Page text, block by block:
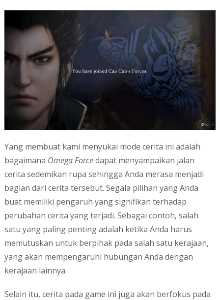
Yang membuat kami menyukai mode cerita ini adalah
bagaimana Omega Forcedapat menyampaikan jalan
cerita sedemikan rupa sehingga Anda merasa menjadi
bagian dari cerita tersebut. Segala pilihan yang Anda
buat memiliki pengaruh yang signifikan terhadap
perubahan cerita yang terjadi. Sebagai contoh, salah
satu yang paling penting adalah ketika Anda harus
memutuskan untuk berpihak pada salah satu kerajaan,
yang akan mempengaruhi hubungan Anda dengan
kerajaan lainnya.
Selain itu, cerita pada game ini juga akan berfokus pada